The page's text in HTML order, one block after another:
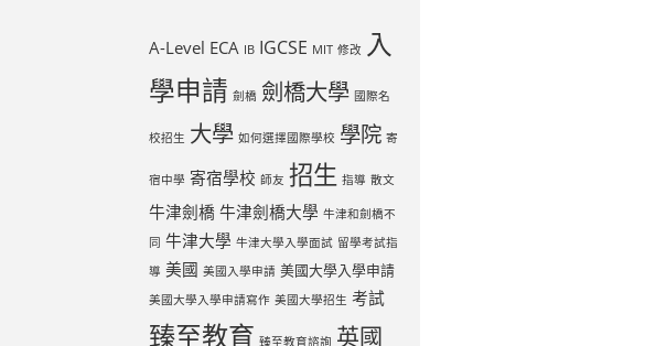
A-Level ECA IB IGCSE MIT 修改 入
學申請 劍橋 劍橋大學 國際名
校招生 大學 如何選擇國際學校 學院 寄
宿中學 寄宿學校 師友 招生 指導 散文
牛津劍橋 牛津劍橋大學 牛津和劍橋不
同 牛津大學 牛津大學入學面試 留學考試指
導 美國 美國入學申請 美國大學入學申請
美國大學入學申請寫作 美國大學招生 考試
臻至教育 臻至教育諮詢 英國